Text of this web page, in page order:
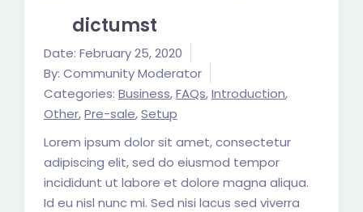
dictumst
Date: February 25, 2020
By: Community Moderator
Categories: Business,FAQs,Introduction,
Other,Pre-sale,Setup
Lorem ipsum dolor sit amet, consectetur
adipiscing elit, sed do eiusmod tempor
incididunt ut labore et dolore magna aliqua.
Id eu nisl nunc mi. Sed nisi lacus sed viverra